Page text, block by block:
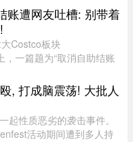
天气条件有 ...
账遭网友吐槽: 别带着
Costco板块
，一篇题为“取消自助结账
场争论不仅揭示了Costco
转变，也暴露 ...
, 打成脑震荡! 大批人
起性质恶劣的袭击事件。
活动期间遭到多人持